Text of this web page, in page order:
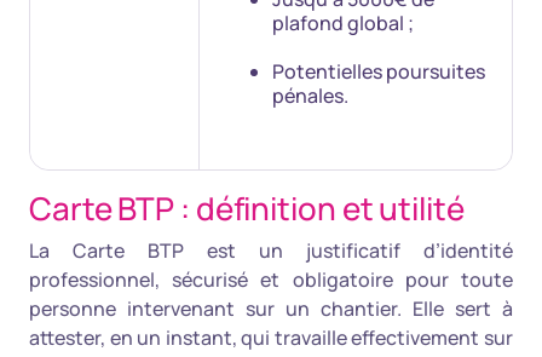
plafond global ;
Potentielles poursuites
pénales.
Carte BTP : définition et utilité
La Carte BTP est un justificatif d’identité
professionnel, sécurisé et obligatoire pour toute
personne intervenant sur un chantier. Elle sert à
attester, en un instant, qui travaille effectivement sur